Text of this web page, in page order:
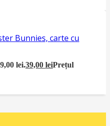
Bunnies, carte cu
lei.39,00leiPrețul